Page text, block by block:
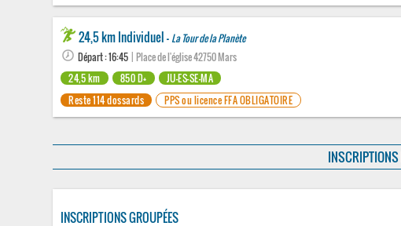
24,5 km Individuel - La Tour de la Planète
Départ : 16:45 | Place de l'église 42750 Mars
24,5 km
850 D+
JU-ES-SE-MA
Reste 114 dossards
PPS ou licence FFA OBLIGATOIRE
INSCRIPTIONS GROUPÉES